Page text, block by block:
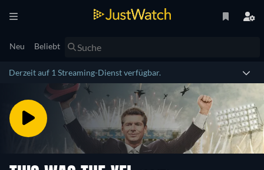
Neu Beliebt
Derzeit auf 1 Streaming-Dienst verfügbar.